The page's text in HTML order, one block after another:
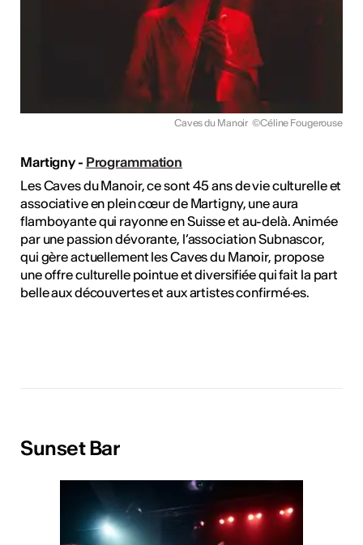
Caves du Manoir ©Céline Fougerouse
Martigny - Programmation
Les Caves du Manoir, ce sont 45 ans de vie culturelle et
associative en plein cœur de Martigny, une aura
flamboyante qui rayonne en Suisse et au-delà. Animée
par une passion dévorante, l’association Subnascor,
qui gère actuellement les Caves du Manoir, propose
une offre culturelle pointue et diversifiée qui fait la part
belle aux découvertes et aux artistes confirmé·es.
Sunset Bar